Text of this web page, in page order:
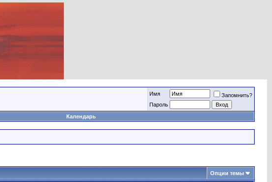
Имя
Запомнить?
Пароль
Календарь
Опции темы